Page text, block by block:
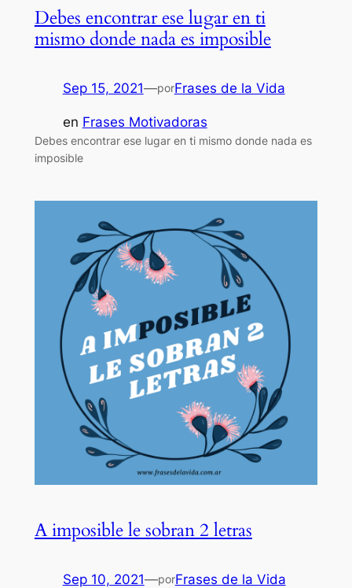
Debes encontrar ese lugar en ti
mismo donde nada es imposible
Sep 15, 2021—porFrases de la Vida
en Frases Motivadoras
Debes encontrar ese lugar en ti mismo donde nada es
imposible
A imposible le sobran 2 letras
Sep 10, 2021—porFrases de la Vida